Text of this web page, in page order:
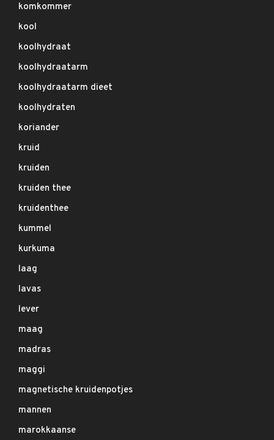
komkommer
kool
koolhydraat
koolhydraatarm
koolhydraatarm dieet
koolhydraten
koriander
kruid
kruiden
kruiden thee
kruidenthee
kummel
kurkuma
laag
lavas
lever
maag
madras
maggi
magnetische kruidenpotjes
mannen
marokkaanse